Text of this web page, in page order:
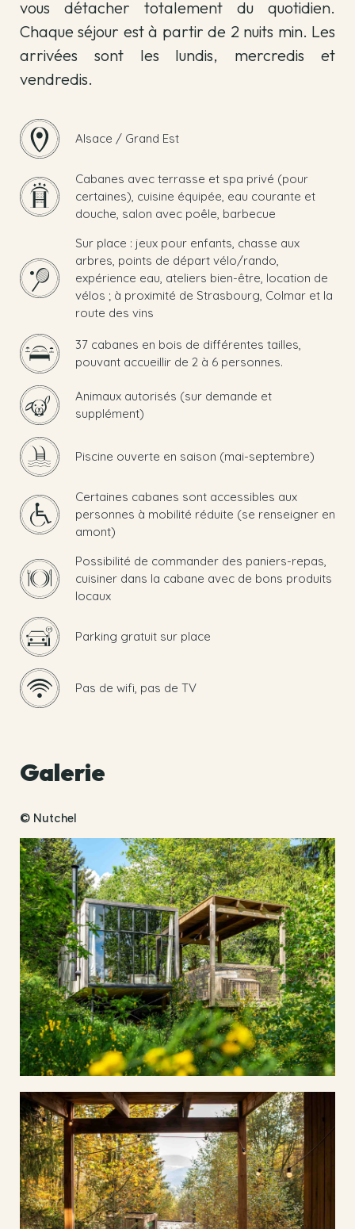
vous détacher totalement du quotidien.
Chaque séjour est à partir de 2 nuits min. Les
arrivées sont les lundis, mercredis et
vendredis.
Alsace / Grand Est
Cabanes avec terrasse et spa privé (pour
certaines), cuisine équipée, eau courante et
douche, salon avec poêle, barbecue
Sur place : jeux pour enfants, chasse aux
arbres, points de départ vélo/rando,
expérience eau, ateliers bien-être, location de
vélos ; à proximité de Strasbourg, Colmar et la
route des vins
37 cabanes en bois de différentes tailles,
pouvant accueillir de 2 à 6 personnes.
Animaux autorisés (sur demande et
supplément)
Piscine ouverte en saison (mai-septembre)
Certaines cabanes sont accessibles aux
personnes à mobilité réduite (se renseigner en
amont)
Possibilité de commander des paniers-repas,
cuisiner dans la cabane avec de bons produits
locaux
Parking gratuit sur place
Pas de wifi, pas de TV
Galerie
© Nutchel